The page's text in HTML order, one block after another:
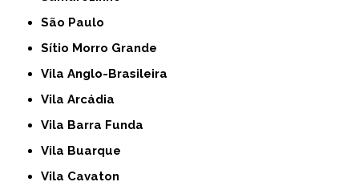
São Paulo
Sítio Morro Grande
Vila Anglo-Brasileira
Vila Arcádia
Vila Barra Funda
Vila Buarque
Vila Cavaton